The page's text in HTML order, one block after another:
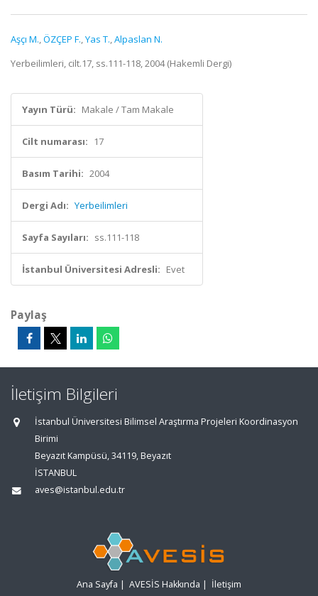
Aşçı M.,ÖZÇEP F.,Yas T.,Alpaslan N.
Yerbeilimleri, cilt.17, ss.111-118, 2004 (Hakemli Dergi)
Yayın Türü: Makale / Tam Makale
Cilt numarası: 17
Basım Tarihi: 2004
Dergi Adı: Yerbeilimleri
Sayfa Sayıları: ss.111-118
İstanbul Üniversitesi Adresli: Evet
Paylaş
İletişim Bilgileri
İstanbul Üniversitesi Bilimsel Araştırma Projeleri Koordinasyon
Birimi
Beyazıt Kampüsü, 34119, Beyazıt
İSTANBUL
aves@istanbul.edu.tr
Ana Sayfa | AVESİS Hakkında | İletişim